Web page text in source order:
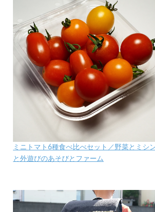
ミニトマト6種食べ比べセット／野菜とミシ
と外遊びのあそびとファーム